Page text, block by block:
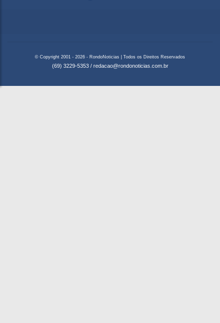
© Copyright 2001 - 2026 - RondoNoticias | Todos os Direitos Reservados
(69) 3229-5353 / redacao@rondonoticias.com.br